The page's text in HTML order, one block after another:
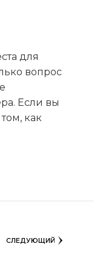
для
вопрос
Если вы
как
СЛЕДУЮЩИЙ